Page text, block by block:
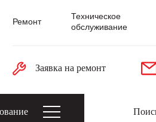
Ремонт
Техническое
обслуживание
Заявка на ремонт